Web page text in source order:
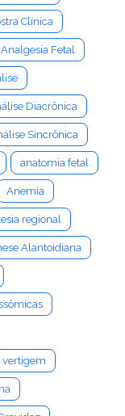
Clínica
Analgesia Fetal
Diacrônica
Sincrônica
anatomia fetal
Anemia
regional
Alantoidiana
vertigem